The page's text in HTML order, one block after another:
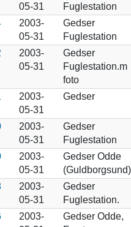
05-31
Fuglestation
2003-
05-31
Gedser
Fuglestation
2003-
05-31
Gedser
Fuglestation.m
foto
2003-
05-31
Gedser
2003-
05-31
Gedser
Fuglestation
2003-
05-31
Gedser Odde
(Guldborgsund)
2003-
05-31
Gedser
Fuglestation.
2003-
Gedser Odde,